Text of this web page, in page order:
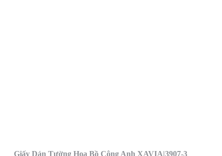
Giấy Dán Tường Hoa Bồ Công Anh XAVIA|3907-3